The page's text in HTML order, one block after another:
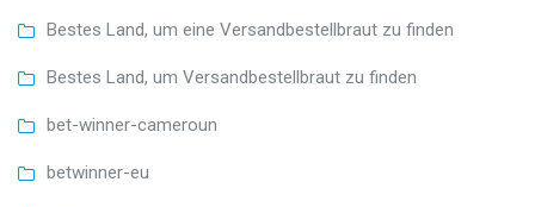
Bestes Land, um eine Versandbestellbraut zu finden
Bestes Land, um Versandbestellbraut zu finden
bet-winner-cameroun
betwinner-eu